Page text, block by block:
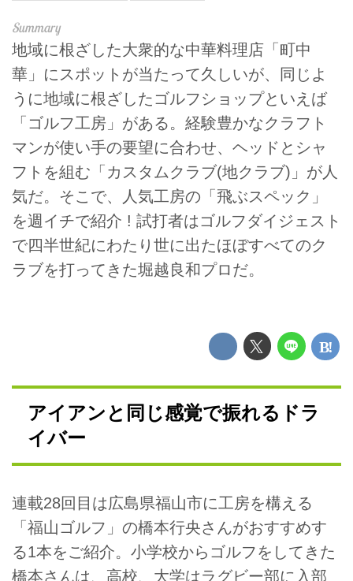
地域に根ざした大衆的な中華料理店「町中
華」にスポットが当たって久しいが、同じよ
うに地域に根ざしたゴルフショップといえば
「ゴルフ工房」がある。経験豊かなクラフト
マンが使い手の要望に合わせ、ヘッドとシャ
フトを組む「カスタムクラブ(地クラブ)」が人
気だ。そこで、人気工房の「飛ぶスペック」
を週イチで紹介 ! 試打者はゴルフダイジェスト
で四半世紀にわたり世に出たほぼすべてのク
ラブを打ってきた堀越良和プロだ。
アイアンと同じ感覚で振れるドラ
イバー
連載28回目は広島県福山市に工房を構える
「福山ゴルフ」の橋本行央さんがおすすめす
る1本をご紹介。小学校からゴルフをしてきた
橋本さんは、高校、大学はラグビー部に入部